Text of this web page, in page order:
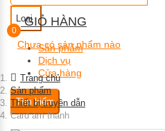
Loại
Sản phẩm
Dịch vụ
Cửa hàng
Tìm kiếm
0
GIỎ HÀNG
Chưa có sản phẩm nào
Trang chủ
Sản phẩm
Thiết bị truyền dẫn
Card âm thanh